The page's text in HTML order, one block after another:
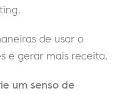
de usar o
e gerar mais receita.
um senso de